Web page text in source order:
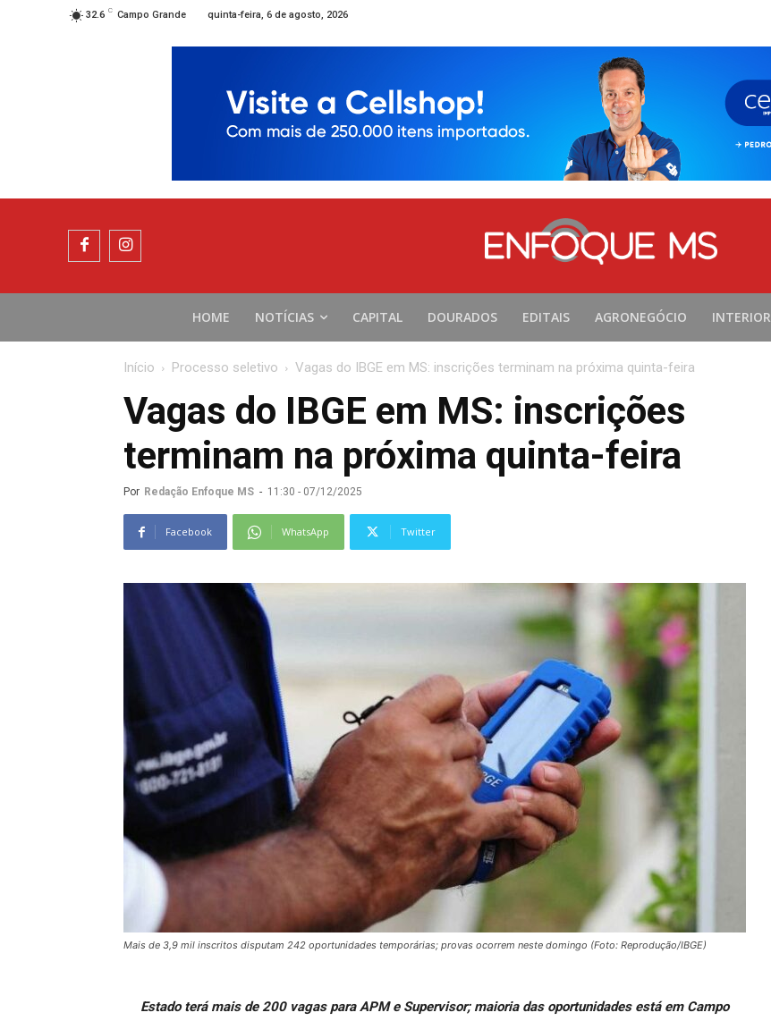
32.6 C Campo Grande quinta-feira, 6 de agosto, 2026
HOME NOTÍCIAS CAPITAL DOURADOS EDITAIS AGRONEGÓCIO INTERIOR
Início Processo seletivo Vagas do IBGE em MS: inscrições terminam na próxima quinta-feira
Vagas do IBGE em MS: inscrições
terminam na próxima quinta-feira
Por Redação Enfoque MS - 11:30 - 07/12/2025
Facebook WhatsApp Twitter
Mais de 3,9 mil inscritos disputam 242 oportunidades temporárias; provas ocorrem neste domingo (Foto: Reprodução/IBGE)
Estado terá mais de 200 vagas para APM e Supervisor; maioria das oportunidades está em Campo